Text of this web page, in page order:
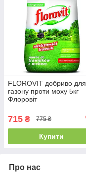
FLOROVIT добриво для
газону проти моху 5кг
Флоровіт
715 ₴ 775 ₴
Купити
Про нас